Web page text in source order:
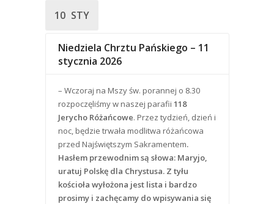
10 STY
Niedziela Chrztu Pańskiego – 11
stycznia 2026
– Wczoraj na Mszy św. porannej o 8.30
rozpoczęliśmy w naszej parafii 118
Jerycho Różańcowe. Przez tydzień, dzień i
noc, będzie trwała modlitwa różańcowa
przed Najświętszym Sakramentem.
Hasłem przewodnim są słowa: Maryjo,
uratuj Polskę dla Chrystusa. Z tyłu
kościoła wyłożona jest lista i bardzo
prosimy i zachęcamy do wpisywania się